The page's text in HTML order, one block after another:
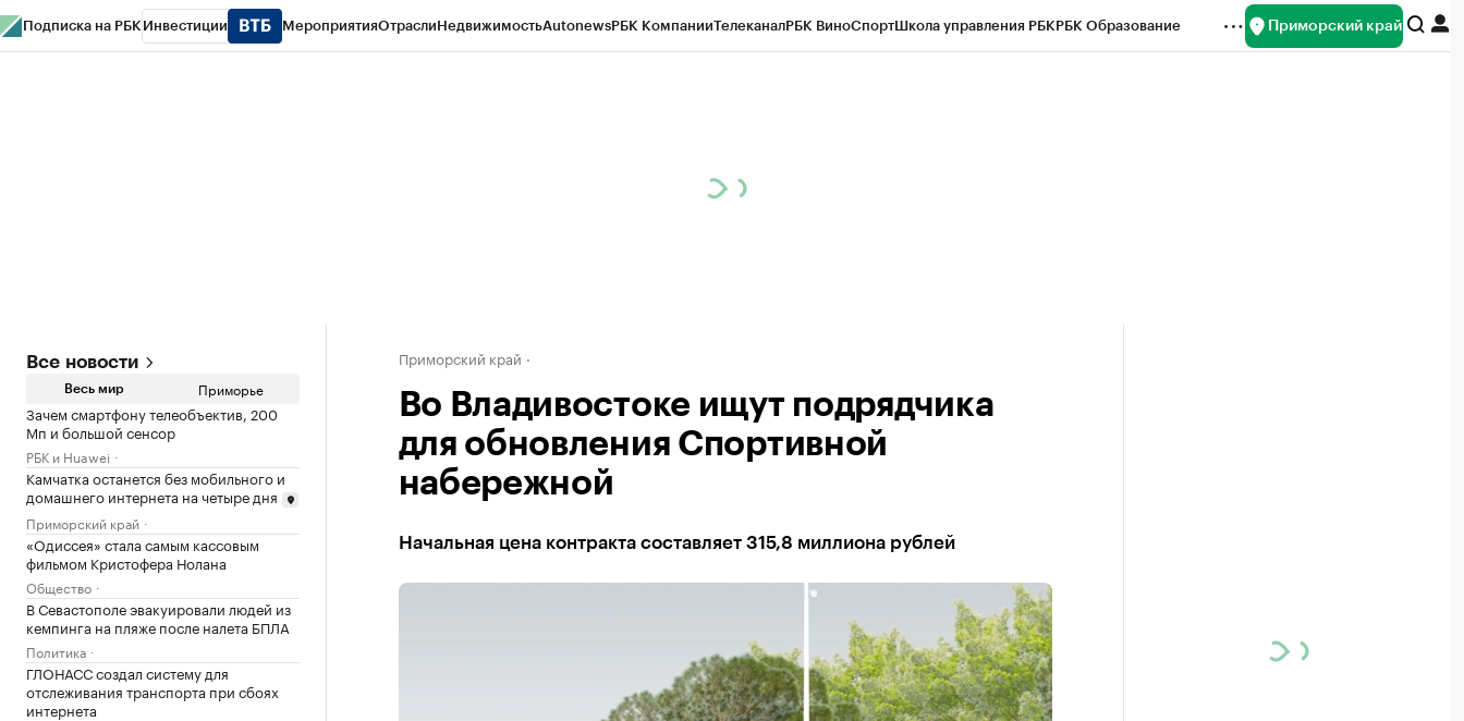
Подписка на РБК Инвестиции МероприятияОтраслиНедвижимостьAutonewsРБК КомпанииТелеканалРБК ВиноСпортШкола управления РБКРБК Образование Приморский край
Все новости
Весь мир Приморье
Зачем смартфону телеобъектив, 200
Мп и большой сенсор
РБК и Huawei
Камчатка останется без мобильного и
домашнего интернета на четыре дня
Приморский край
«Одиссея» стала самым кассовым
фильмом Кристофера Нолана
Общество
В Севастополе эвакуировали людей из
кемпинга на пляже после налета БПЛА
Политика
ГЛОНАСС создал систему для
отслеживания транспорта при сбоях
интернета
Приморский край
Во Владивостоке ищут подрядчика
для обновления Спортивной
набережной
Начальная цена контракта составляет 315,8 миллиона рублей